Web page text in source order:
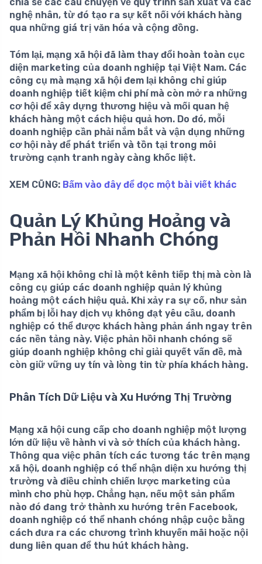
nghệ nhân, từ đó tạo ra sự kết nối với khách hàng
qua những giá trị văn hóa và cộng đồng.
Tóm lại, mạng xã hội đã làm thay đổi hoàn toàn cục
diện marketing của doanh nghiệp tại Việt Nam. Các
công cụ mà mạng xã hội đem lại không chỉ giúp
doanh nghiệp tiết kiệm chi phí mà còn mở ra những
cơ hội để xây dựng thương hiệu và mối quan hệ
khách hàng một cách hiệu quả hơn. Do đó, mỗi
doanh nghiệp cần phải nắm bắt và vận dụng những
cơ hội này để phát triển và tồn tại trong môi
trường cạnh tranh ngày càng khốc liệt.
XEM CŨNG: Bấm vào đây để đọc một bài viết khác
Quản Lý Khủng Hoảng và
Phản Hồi Nhanh Chóng
Mạng xã hội không chỉ là một kênh tiếp thị mà còn là
công cụ giúp các doanh nghiệp quản lý khủng
hoảng một cách hiệu quả. Khi xảy ra sự cố, như sản
phẩm bị lỗi hay dịch vụ không đạt yêu cầu, doanh
nghiệp có thể được khách hàng phản ánh ngay trên
các nền tảng này. Việc phản hồi nhanh chóng sẽ
giúp doanh nghiệp không chỉ giải quyết vấn đề, mà
còn giữ vững uy tín và lòng tin từ phía khách hàng.
Phân Tích Dữ Liệu và Xu Hướng Thị Trường
Mạng xã hội cung cấp cho doanh nghiệp một lượng
lớn dữ liệu về hành vi và sở thích của khách hàng.
Thông qua việc phân tích các tương tác trên mạng
xã hội, doanh nghiệp có thể nhận diện xu hướng thị
trường và điều chỉnh chiến lược marketing của
mình cho phù hợp. Chẳng hạn, nếu một sản phẩm
nào đó đang trở thành xu hướng trên Facebook,
doanh nghiệp có thể nhanh chóng nhập cuộc bằng
cách đưa ra các chương trình khuyến mãi hoặc nội
dung liên quan để thu hút khách hàng.